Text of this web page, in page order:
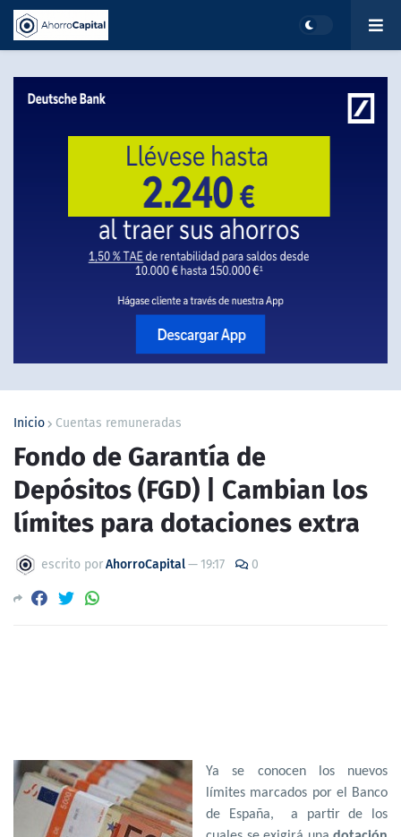
Inicio Cuentas remuneradas
Fondo de Garantía de
Depósitos (FGD) | Cambian los
límites para dotaciones extra
escrito porAhorroCapital— 19:17 0
Ya se conocen los nuevos
límites marcados por el Banco
de España, a partir de los